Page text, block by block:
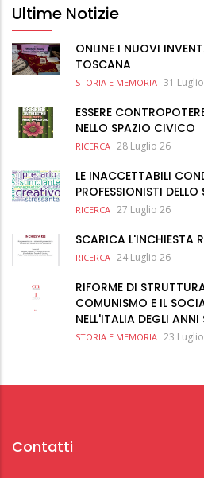
Ultime Notizie
ONLINE I NUOVI
TOSCANA
STORIA E MEMORIA 31
ESSERE
NELLO SPAZIO CIVICO
RICERCA 28 Luglio 26
LE INACCETTABILI
PROFESSIONISTI
RICERCA 27 Luglio 26
SCARICA L'INCHIESTA
RICERCA 24 Luglio 26
RIFORME DI
COMUNISMO E IL
NELL'ITALIA DEGLI
STORIA E MEMORIA 23
Contatti